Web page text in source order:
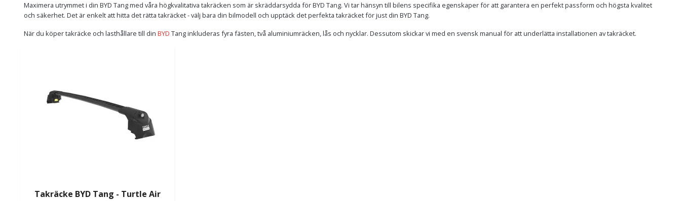
Maximera utrymmet i din BYD Tang med våra högkvalitativa takräcken som är skräddarsydda för BYD Tang. Vi tar hänsyn till bilens specifika egenskaper för att garantera en perfekt passform och högsta kvalitet
och säkerhet. Det är enkelt att hitta det rätta takräcket - välj bara din bilmodell och upptäck det perfekta takräcket för just din BYD Tang.
När du köper takräcke och lasthållare till din BYD Tang inkluderas fyra fästen, två aluminiumräcken, lås och nycklar. Dessutom skickar vi med en svensk manual för att underlätta installationen av takräcket.
Takräcke BYD Tang - Turtle Air